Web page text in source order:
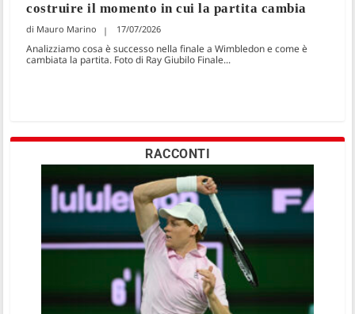
costruire il momento in cui la partita cambia
Mauro Marino 17/07/2026
Analizziamo cosa è successo nella finale a Wimbledon e come è
cambiata la partita. Foto di Ray Giubilo Finale...
RACCONTI